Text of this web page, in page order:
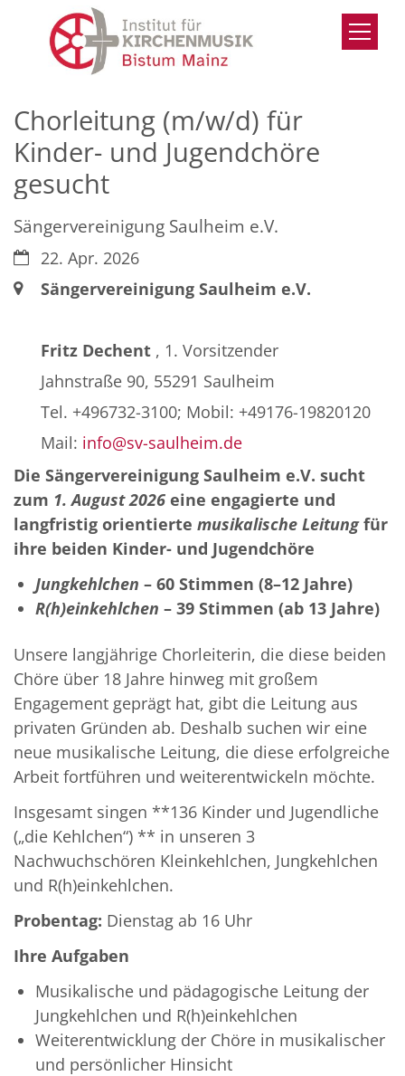
Zum Inhalt springen
Chorleitung (m/w/d) für
Kinder- und Jugendchöre
gesucht
Sängervereinigung Saulheim e.V.
Datum:22. Apr. 2026
Ort:Sängervereinigung Saulheim e.V.
Fritz Dechent , 1. Vorsitzender
Jahnstraße 90, 55291 Saulheim
Tel. +496732-3100; Mobil: +49176-19820120
Mail: info@sv-saulheim.de
Die Sängervereinigung Saulheim e.V. sucht
zum 1. August 2026 eine engagierte und
langfristig orientierte musikalische Leitungfür
ihre beiden Kinder- und Jugendchöre
Jungkehlchen – 60 Stimmen (8–12 Jahre)
R(h)einkehlchen – 39 Stimmen (ab 13 Jahre)
Unsere langjährige Chorleiterin, die diese beiden
Chöre über 18 Jahre hinweg mit großem
Engagement geprägt hat, gibt die Leitung aus
privaten Gründen ab. Deshalb suchen wir eine
neue musikalische Leitung, die diese erfolgreiche
Arbeit fortführen und weiterentwickeln möchte.
Insgesamt singen **136 Kinder und Jugendliche
(„die Kehlchen“) ** in unseren 3
Nachwuchschören Kleinkehlchen, Jungkehlchen
und R(h)einkehlchen.
Probentag: Dienstag ab 16 Uhr
Ihre Aufgaben
Musikalische und pädagogische Leitung der
Jungkehlchen und R(h)einkehlchen
Weiterentwicklung der Chöre in musikalischer
und persönlicher Hinsicht